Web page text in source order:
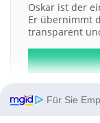
Oskar ist der
Er übernimmt
transparent
Für Sie